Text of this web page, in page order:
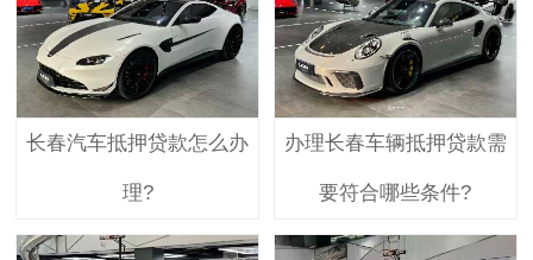
长春汽车抵押贷款怎么办
理?
办理长春车辆抵押贷款需
要符合哪些条件?